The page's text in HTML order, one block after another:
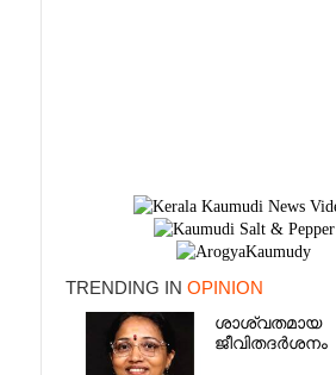
TRENDING IN OPINION
ശാശ്വതമായ
ജീവിതദർശനം